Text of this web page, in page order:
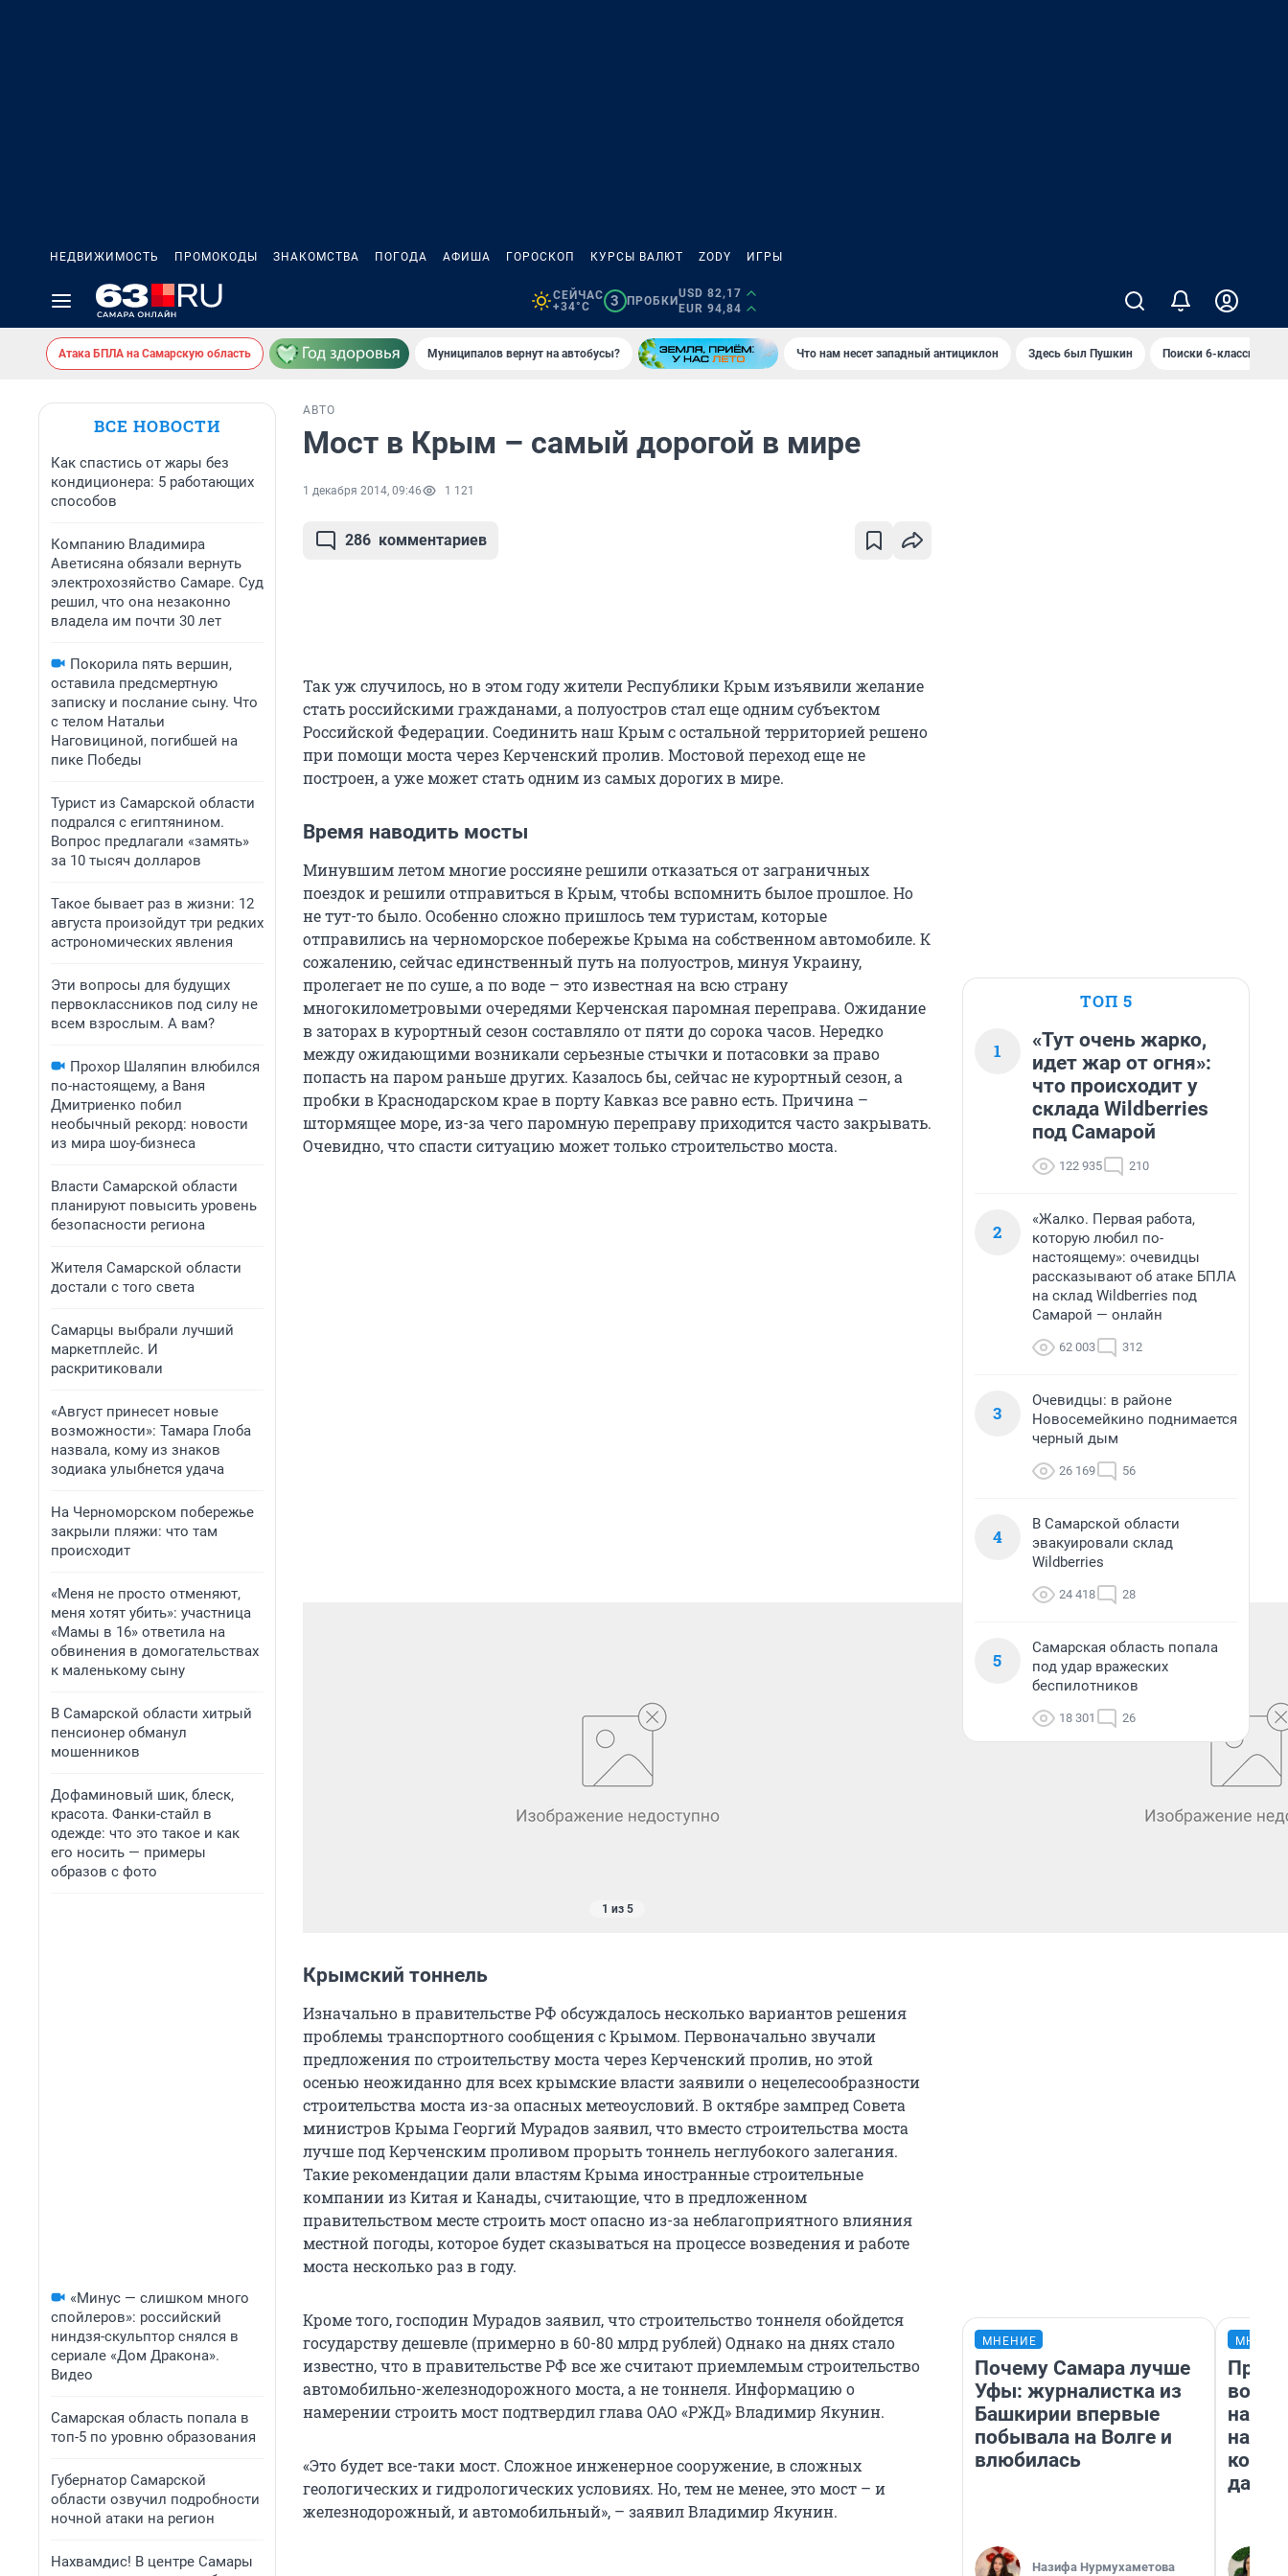
НЕДВИЖИМОСТЬ ПРОМОКОДЫ ЗНАКОМСТВА ПОГОДА АФИША ГОРОСКОП КУРСЫ ВАЛЮТ ZODY ИГРЫ
СЕЙЧАС
+34°C
3 ПРОБКИ
USD 82,17
EUR 94,84
Атака БПЛА на Самарскую область Муниципалов вернут на автобусы? Что нам несет западный антициклон Здесь был Пушкин Поиски 6-классника
ВСЕ НОВОСТИ
Как спастись от жары без
кондиционера: 5 работающих
способов
Компанию Владимира
Аветисяна обязали вернуть
электрохозяйство Самаре. Суд
решил, что она незаконно
владела им почти 30 лет
Покорила пять вершин,
оставила предсмертную
записку и послание сыну. Что
с телом Натальи
Наговициной, погибшей на
пике Победы
Турист из Самарской области
подрался с египтянином.
Вопрос предлагали «замять»
за 10 тысяч долларов
Такое бывает раз в жизни: 12
августа произойдут три редких
астрономических явления
Эти вопросы для будущих
первоклассников под силу не
всем взрослым. А вам?
Прохор Шаляпин влюбился
по-настоящему, а Ваня
Дмитриенко побил
необычный рекорд: новости
из мира шоу-бизнеса
Власти Самарской области
планируют повысить уровень
безопасности региона
Жителя Самарской области
достали с того света
Самарцы выбрали лучший
маркетплейс. И
раскритиковали
«Август принесет новые
возможности»: Тамара Глоба
назвала, кому из знаков
зодиака улыбнется удача
На Черноморском побережье
закрыли пляжи: что там
происходит
«Меня не просто отменяют,
меня хотят убить»: участница
«Мамы в 16» ответила на
обвинения в домогательствах
к маленькому сыну
В Самарской области хитрый
пенсионер обманул
мошенников
Дофаминовый шик, блеск,
красота. Фанки-стайл в
одежде: что это такое и как
его носить — примеры
образов с фото
«Минус — слишком много
спойлеров»: российский
ниндзя-скульптор снялся в
сериале «Дом Дракона».
Видео
Самарская область попала в
топ-5 по уровню образования
Губернатор Самарской
области озвучил подробности
ночной атаки на регион
Нахвамдис! В центре Самары
АВТО
Мост в Крым – самый дорогой в мире
1 декабря 2014, 09:46 1 121
286 комментариев
Так уж случилось, но в этом году жители Республики Крым изъявили желание
стать российскими гражданами, а полуостров стал еще одним субъектом
Российской Федерации. Соединить наш Крым с остальной территорией решено
при помощи моста через Керченский пролив. Мостовой переход еще не
построен, а уже может стать одним из самых дорогих в мире.
Время наводить мосты
Минувшим летом многие россияне решили отказаться от заграничных
поездок и решили отправиться в Крым, чтобы вспомнить былое прошлое. Но
не тут-то было. Особенно сложно пришлось тем туристам, которые
отправились на черноморское побережье Крыма на собственном автомобиле. К
сожалению, cейчас единственный путь на полуостров, минуя Украину,
пролегает не по суше, а по воде – это известная на всю страну
многокилометровыми очередями Керченская паромная переправа. Ожидание
в заторах в курортный сезон составляло от пяти до сорока часов. Нередко
между ожидающими возникали серьезные стычки и потасовки за право
попасть на паром раньше других. Казалось бы, сейчас не курортный сезон, а
пробки в Краснодарском крае в порту Кавказ все равно есть. Причина –
штормящее море, из-за чего паромную переправу приходится часто закрывать.
Очевидно, что спасти ситуацию может только строительство моста.
1 из 5
Крымский тоннель
Изначально в правительстве РФ обсуждалось несколько вариантов решения
проблемы транспортного сообщения с Крымом. Первоначально звучали
предложения по строительству моста через Керченский пролив, но этой
осенью неожиданно для всех крымские власти заявили о нецелесообразности
строительства моста из-за опасных метеоусловий. В октябре зампред Совета
министров Крыма Георгий Мурадов заявил, что вместо строительства моста
лучше под Керченским проливом прорыть тоннель неглубокого залегания.
Такие рекомендации дали властям Крыма иностранные строительные
компании из Китая и Канады, считающие, что в предложенном
правительством месте строить мост опасно из-за неблагоприятного влияния
местной погоды, которое будет сказываться на процессе возведения и работе
моста несколько раз в году.
Кроме того, господин Мурадов заявил, что строительство тоннеля обойдется
государству дешевле (примерно в 60-80 млрд рублей) Однако на днях стало
известно, что в правительстве РФ все же считают приемлемым строительство
автомобильно-железнодорожного моста, а не тоннеля. Информацию о
намерении строить мост подтвердил глава ОАО «РЖД» Владимир Якунин.
«Это будет все-таки мост. Cложное инженерное сооружение, в сложных
геологических и гидрологических условиях. Но, тем не менее, это мост – и
железнодорожный, и автомобильный», – заявил Владимир Якунин.
ТОП 5
1
«Тут очень жарко,
идет жар от огня»:
что происходит у
склада Wildberries
под Самарой
122 935 210
2
«Жалко. Первая работа,
которую любил по-
настоящему»: очевидцы
рассказывают об атаке БПЛА
на склад Wildberries под
Самарой — онлайн
62 003 312
3
Очевидцы: в районе
Новосемейкино поднимается
черный дым
26 169 56
4
В Самарской области
эвакуировали склад
Wildberries
24 418 28
5
Самарская область попала
под удар вражеских
беспилотников
18 301 26
МНЕНИЕ
Почему Самара лучше
Уфы: журналистка из
Башкирии впервые
побывала на Волге и
влюбилась
Назифа Нурмухаметова
нам
даже